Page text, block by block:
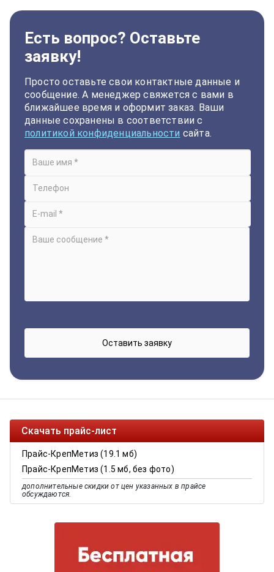
Есть вопрос? Оставьте
заявку!
Просто оставьте свои контактные данные и
сообщение. А менеджер свяжется с вами в
ближайшее время и оформит заказ. Ваши
данные сохранены в соответствии с
политикой конфиденциальности сайта.
Скачать прайс-лист
Прайс-КрепМетиз (19.1 мб)
Прайс-КрепМетиз (1.5 мб, без фото)
дополнительные скидки от цен указанных в прайсе
обсуждаются.